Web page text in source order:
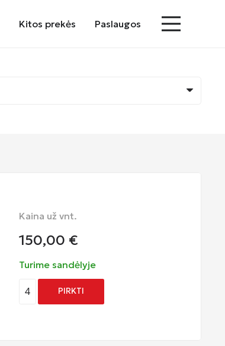
Kitos prekės Paslaugos
Kaina už vnt.
150,00 €
Turime sandėlyje
4 PIRKTI